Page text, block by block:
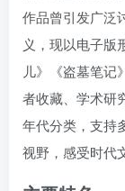
作品曾引发广泛
义，现以电子版
儿》《盗墓笔记
者收藏、学术研
年代分类，支持
视野，感受时代